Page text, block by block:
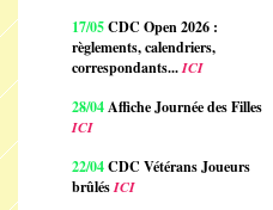
17/05CDC Open 2026 :
règlements, calendriers,
correspondants...ICI
28/04Affiche Journée des Filles
ICI
22/04CDC Vétérans Joueurs
brûlésICI